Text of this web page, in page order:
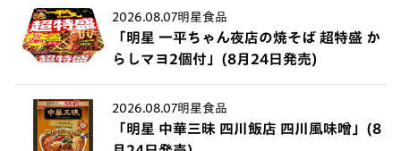
2026.08.07明星食品
「明星 一平ちゃん夜店の焼そば 超特盛 か
らしマヨ2個付」(8月24日発売)
2026.08.07明星食品
「明星 中華三昧 四川飯店 四川風味噌」(8